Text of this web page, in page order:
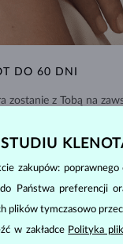
DO 60 DNI
zostanie z Tobą na
I ZWROTY >
zakupów:
Państwa preferencji
plików tymczasowo
w zakładce Polityka